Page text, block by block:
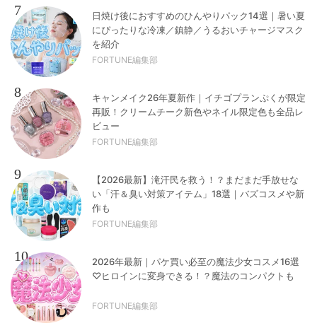
7
日焼け後におすすめのひんやりパック14選｜暑い夏
にぴったりな冷凍／鎮静／うるおいチャージマスク
を紹介
FORTUNE編集部
8
キャンメイク26年夏新作｜イチゴプランぷくが限定
再販！クリームチーク新色やネイル限定色も全品レ
ビュー
FORTUNE編集部
9
【2026最新】滝汗民を救う！？まだまだ手放せな
い「汗＆臭い対策アイテム」18選｜バズコスメや新
作も
FORTUNE編集部
10
2026年最新｜パケ買い必至の魔法少女コスメ16選
♡ヒロインに変身できる！？魔法のコンパクトも
FORTUNE編集部